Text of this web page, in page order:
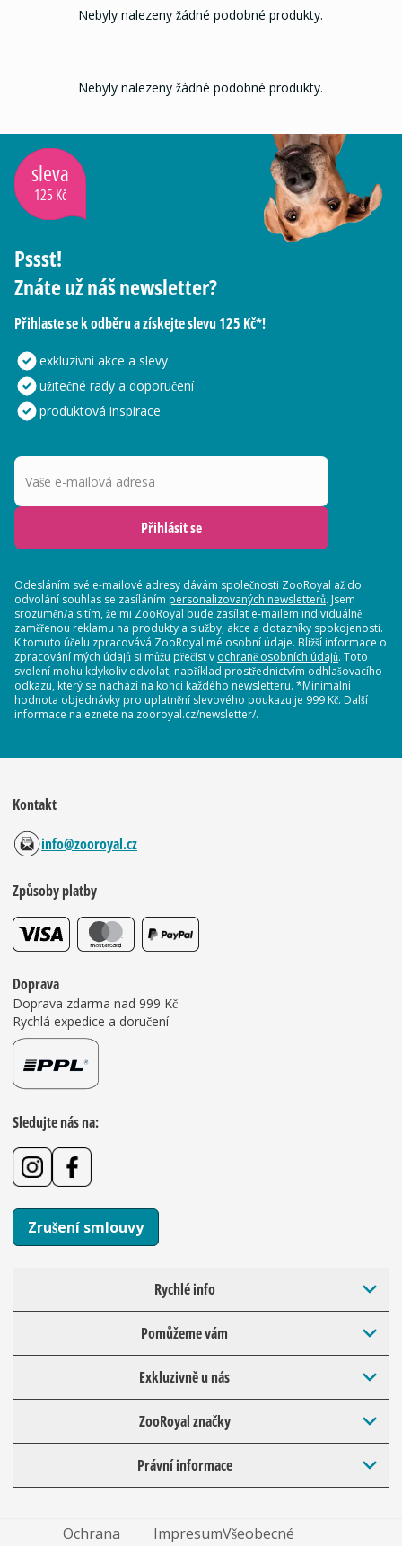
Nebyly nalezeny žádné podobné produkty.
Nebyly nalezeny žádné podobné produkty.
sleva
125 Kč
Pssst!
Znáte už náš newsletter?
Přihlaste se k odběru a získejte slevu 125 Kč*!
exkluzivní akce a slevy
užitečné rady a doporučení
produktová inspirace
Vaše e-mailová adresa
Přihlásit se
Odesláním své e-mailové adresy dávám společnosti ZooRoyal až do
odvolání souhlas se zasíláním personalizovaných newsletterů. Jsem
srozuměn/a s tím, že mi ZooRoyal bude zasílat e-mailem individuálně
zaměřenou reklamu na produkty a služby, akce a dotazníky spokojenosti.
K tomuto účelu zpracovává ZooRoyal mé osobní údaje. Bližší informace o
zpracování mých údajů si můžu přečíst v ochraně osobních údajů. Toto
svolení mohu kdykoliv odvolat, například prostřednictvím odhlašovacího
odkazu, který se nachází na konci každého newsletteru. *Minimální
hodnota objednávky pro uplatnění slevového poukazu je 999 Kč. Další
informace naleznete na zooroyal.cz/newsletter/.
Kontakt
info@zooroyal.cz
Způsoby platby
Doprava
Doprava zdarma nad 999 Kč
Rychlá expedice a doručení
Sledujte nás na:
Zrušení smlouvy
Rychlé info
Pomůžeme vám
Exkluzivně u nás
ZooRoyal značky
Právní informace
Ochrana
ImpresumVšeobecné